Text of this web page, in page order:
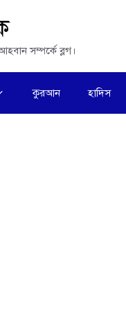
সম্পর্কে ব্লগ।
কুরআন হাদিস